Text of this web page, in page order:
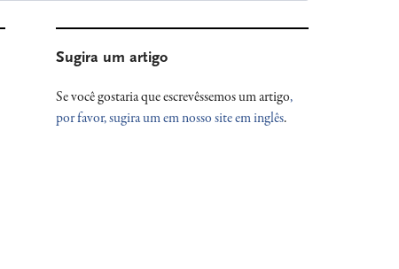
Sidebar
Sugira um artigo
Se você gostaria que escrevêssemos um artigo,
por favor, sugira um em nosso site em inglês.